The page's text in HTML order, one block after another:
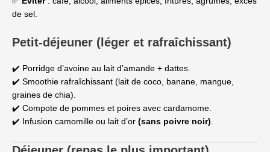
de sel.
Petit-déjeuner (léger et rafraîchissant)
✔️ Porridge d’avoine au lait d’amande + dattes.
✔️ Smoothie rafraîchissant (lait de coco, banane, mangue,
graines de chia).
✔️ Compote de pommes et poires avec cardamome.
✔️ Infusion camomille ou lait d’or (sans poivre noir)